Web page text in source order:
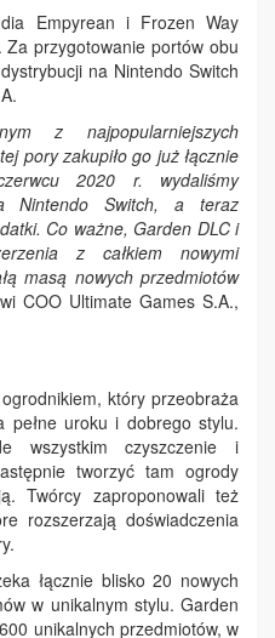
Empyrean i Frozen Way
przygotowanie portów obu
na Nintendo Switch
z najpopularniejszych
pory zakupiło go już łącznie
2020 r. wydaliśmy
Nintendo Switch, a teraz
Co ważne, Garden DLC i
z całkiem nowymi
masą nowych przedmiotów
COO Ultimate Games S.A.,
który przeobraża
pełne uroku i dobrego stylu.
wszystkim czyszczenie i
tworzyć tam ogrody
Twórcy zaproponowali też
rozszerzają doświadczenia
łącznie blisko 20 nowych
w unikalnym stylu. Garden
unikalnych przedmiotów, w